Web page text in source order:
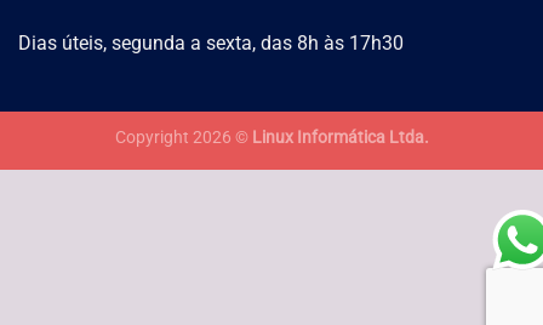
Dias úteis, segunda a sexta, das 8h às 17h30
Copyright 2026 © Linux Informática Ltda.